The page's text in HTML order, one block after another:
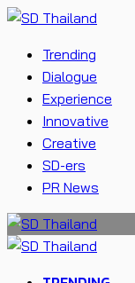
Trending
Dialogue
Experience
Innovative
Creative
SD-ers
PR News